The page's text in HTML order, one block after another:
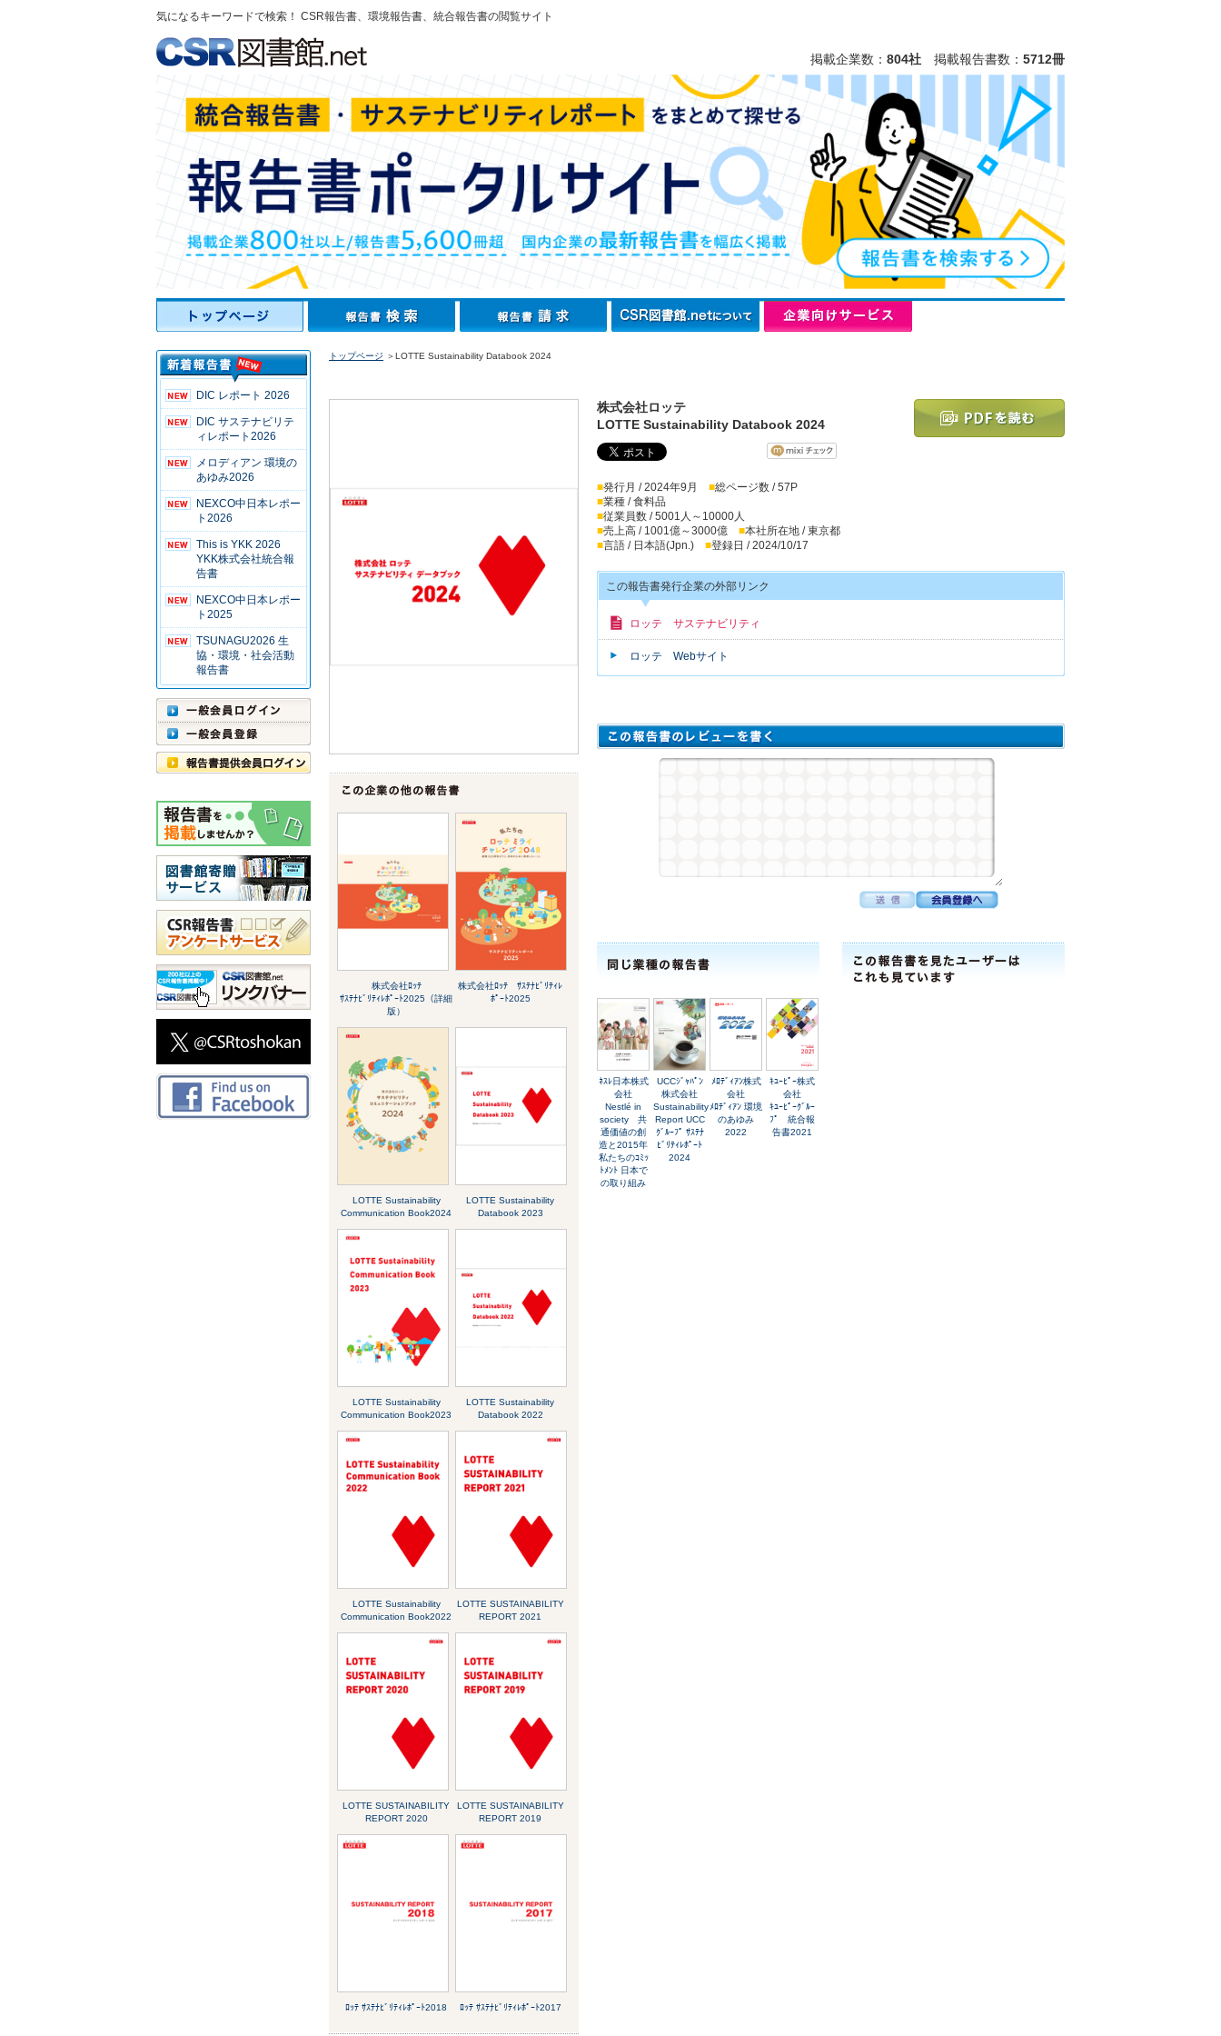
気になるキーワードで検索！ CSR報告書、環境報告書、統合報告書の閲覧サイト
掲載企業数： 804社 掲載報告書数： 5712冊
DIC レポート 2026
DIC サステナビリテ
ィレポート2026
メロディアン 環境の
あゆみ2026
NEXCO中日本レポー
ト2026
This is YKK 2026
YKK株式会社統合報
告書
NEXCO中日本レポー
ト2025
TSUNAGU2026 生
協・環境・社会活動
報告書
トップページ ＞LOTTE Sustainability Databook 2024
株式会社ﾛｯﾃ
ｻｽﾃﾅﾋﾞﾘﾃｨﾚﾎﾟｰﾄ2025（詳細
版）
株式会社ﾛｯﾃ ｻｽﾃﾅﾋﾞﾘﾃｨﾚ
ﾎﾟｰﾄ2025
LOTTE Sustainability
Communication Book2024
LOTTE Sustainability
Databook 2023
LOTTE Sustainability
Communication Book2023
LOTTE Sustainability
Databook 2022
LOTTE Sustainability
Communication Book2022
LOTTE SUSTAINABILITY
REPORT 2021
LOTTE SUSTAINABILITY
REPORT 2020
LOTTE SUSTAINABILITY
REPORT 2019
ﾛｯﾃ ｻｽﾃﾅﾋﾞﾘﾃｨﾚﾎﾟｰﾄ2018 ﾛｯﾃ ｻｽﾃﾅﾋﾞﾘﾃｨﾚﾎﾟｰﾄ2017
株式会社ロッテ
LOTTE Sustainability Databook 2024
■発行月 / 2024年9月 ■総ページ数 / 57P
■業種 / 食料品
■従業員数 / 5001人～10000人
■売上高 / 1001億～3000億 ■本社所在地 / 東京都
■言語 / 日本語(Jpn.) ■登録日 / 2024/10/17
この報告書発行企業の外部リンク
ロッテ サステナビリティ
ロッテ Webサイト
ﾈｽﾚ日本株式
会社
Nestlé in
society 共
通価値の創
造と2015年
私たちのｺﾐｯ
ﾄﾒﾝﾄ 日本で
の取り組み
UCCｼﾞｬﾊﾟﾝ
株式会社
Sustainability
Report UCC
ｸﾞﾙｰﾌﾟ ｻｽﾃﾅ
ﾋﾞﾘﾃｨﾚﾎﾟｰﾄ
2024
ﾒﾛﾃﾞｨｱﾝ株式
会社
ﾒﾛﾃﾞｨｱﾝ 環境
のあゆみ
2022
ｷﾕｰﾋﾟｰ株式
会社
ｷﾕｰﾋﾟｰｸﾞﾙｰ
ﾌﾟ 統合報
告書2021